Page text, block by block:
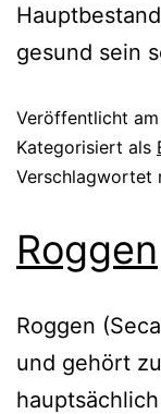
gesund sein
Veröffentlicht am
Kategorisiert als
Verschlagwortet
Roggen
Roggen
und gehört